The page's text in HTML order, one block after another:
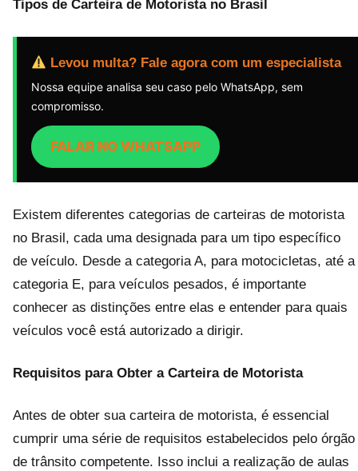
Tipos de Carteira de Motorista no Brasil
Levou multa? Fale agora com um especialista
Nossa equipe analisa seu caso pelo WhatsApp, sem
compromisso.
FALAR NO WHATSAPP
Existem diferentes categorias de carteiras de motorista
no Brasil, cada uma designada para um tipo específico
de veículo. Desde a categoria A, para motocicletas, até a
categoria E, para veículos pesados, é importante
conhecer as distinções entre elas e entender para quais
veículos você está autorizado a dirigir.
Requisitos para Obter a Carteira de Motorista
Antes de obter sua carteira de motorista, é essencial
cumprir uma série de requisitos estabelecidos pelo órgão
de trânsito competente. Isso inclui a realização de aulas